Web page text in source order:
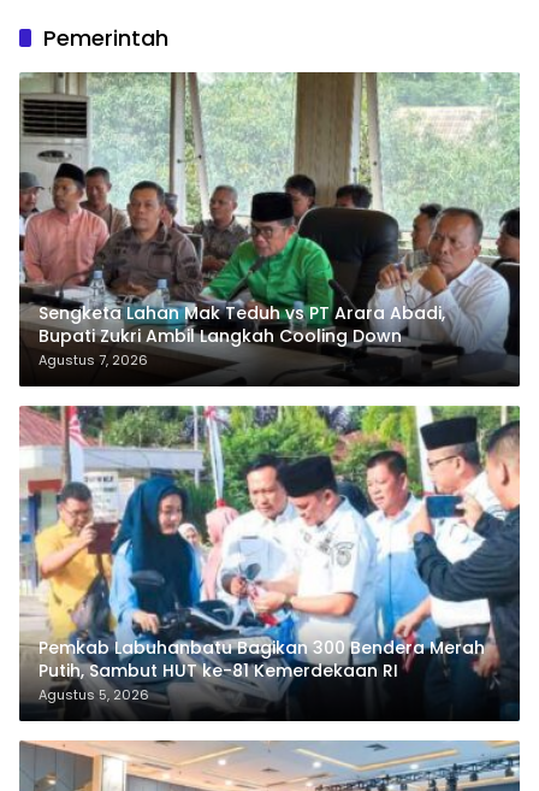
Pemerintah
Sengketa Lahan Mak Teduh vs PT Arara Abadi,
Bupati Zukri Ambil Langkah Cooling Down
Agustus 7, 2026
Pemkab Labuhanbatu Bagikan 300 Bendera Merah
Putih, Sambut HUT ke-81 Kemerdekaan RI
Agustus 5, 2026